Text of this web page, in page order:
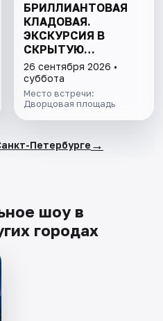
БРИЛЛИАНТОВАЯ
КЛАДОВАЯ.
ЭКСКУРСИЯ В
СКРЫТУЮ
СОКРОВИЩНИЦУ
ЭРМИТАЖА С
БИЛЕТОМ В МУЗЕЙ
26 сентября 2026 •
суббота
Место встречи:
Дворцовая площадь
Петербурге →
шоу в
городах